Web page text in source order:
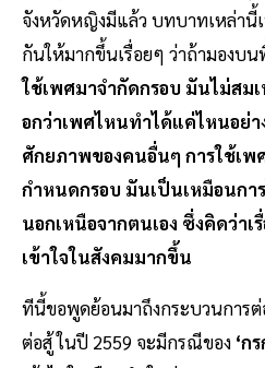
จังหวัดหญิงมีแล้ว บทบาทเหล่านี้
กันให้มากขึ้นเรื่อยๆ ว่าถ้ามองบน
ใช้เพศมาจำกัดกรอบ มันไม่ส
อกว่าเพศไหนทำได้แค่ไหนอย่า
ศักยภาพของคนอื่นๆ การใช้เพ
กำหนดกรอบ มันเป็นเหมือนก
นอกเหนือจากตนเอง ซึ่งคิดว่า
เข้าใจในสังคมมากขึ้น
ทีนี้ขอพูดย้อนมาถึงกระบวนการ
ต่อสู้ ในปี 2559 จะมีกรณีของ ‘ก